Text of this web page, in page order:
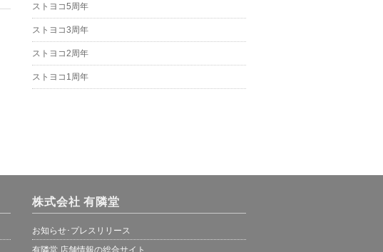
ストヨコ5周年
ストヨコ3周年
ストヨコ2周年
ストヨコ1周年
株式会社 有隣堂
お知らせ･プレスリリース
有隣堂 店舗情報の総合サイト